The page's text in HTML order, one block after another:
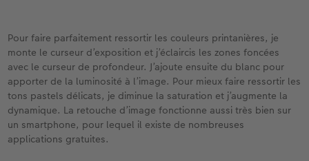
Pour faire parfaitement ressortir les couleurs printanières, je
monte le curseur d’exposition et j’éclaircis les zones foncées
avec le curseur de profondeur. J’ajoute ensuite du blanc pour
apporter de la luminosité à l’image. Pour mieux faire ressortir les
tons pastels délicats, je diminue la saturation et j’augmente la
dynamique. La retouche d’image fonctionne aussi très bien sur
un smartphone, pour lequel il existe de nombreuses
applications gratuites.